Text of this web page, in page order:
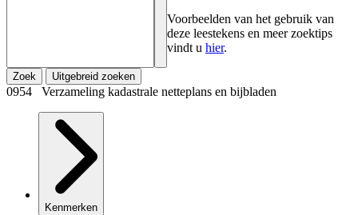
Voorbeelden van het gebruik van
deze leestekens en meer zoektips
vindt u hier.
Zoek Uitgebreid zoeken
0954 Verzameling kadastrale netteplans en bijbladen
Kenmerken